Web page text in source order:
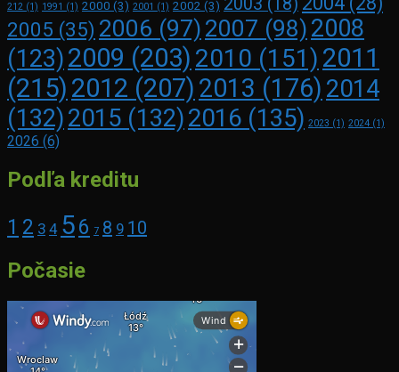
212 (1) 1991 (1) 2000 (3) 2001 (1) 2002 (3)
2005 (35) 2006 (97) 2007 (98) 2008
(123)2009 (203) 2010 (151) 2011
(215) 2012 (207) 2013 (176) 2014
(132)2015 (132)2016 (135) 2023 (1) 2024 (1)
2026 (6)
Podľa kreditu
1 2 3 4 56 7 8 9 10
Počasie